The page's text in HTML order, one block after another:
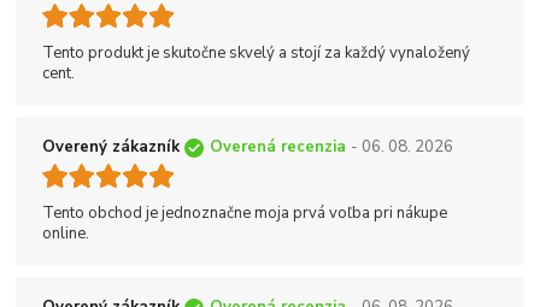
Tento produkt je skutočne skvelý a stojí za každý vynaložený
cent.
Overený zákazník Overená recenzia - 06. 08. 2026
Tento obchod je jednoznačne moja prvá voľba pri nákupe
online.